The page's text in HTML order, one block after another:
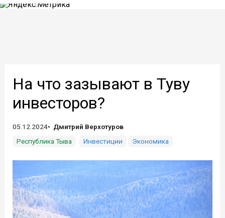
На что зазывают в Туву
инвесторов?
05.12.2024
Дмитрий Верхотуров
Республика Тыва
Инвестиции Экономика